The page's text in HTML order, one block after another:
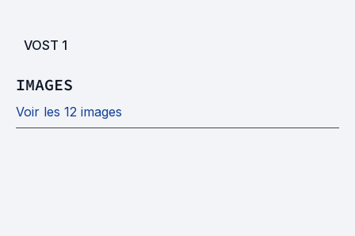
VOST 1
IMAGES
Voir les 12 images